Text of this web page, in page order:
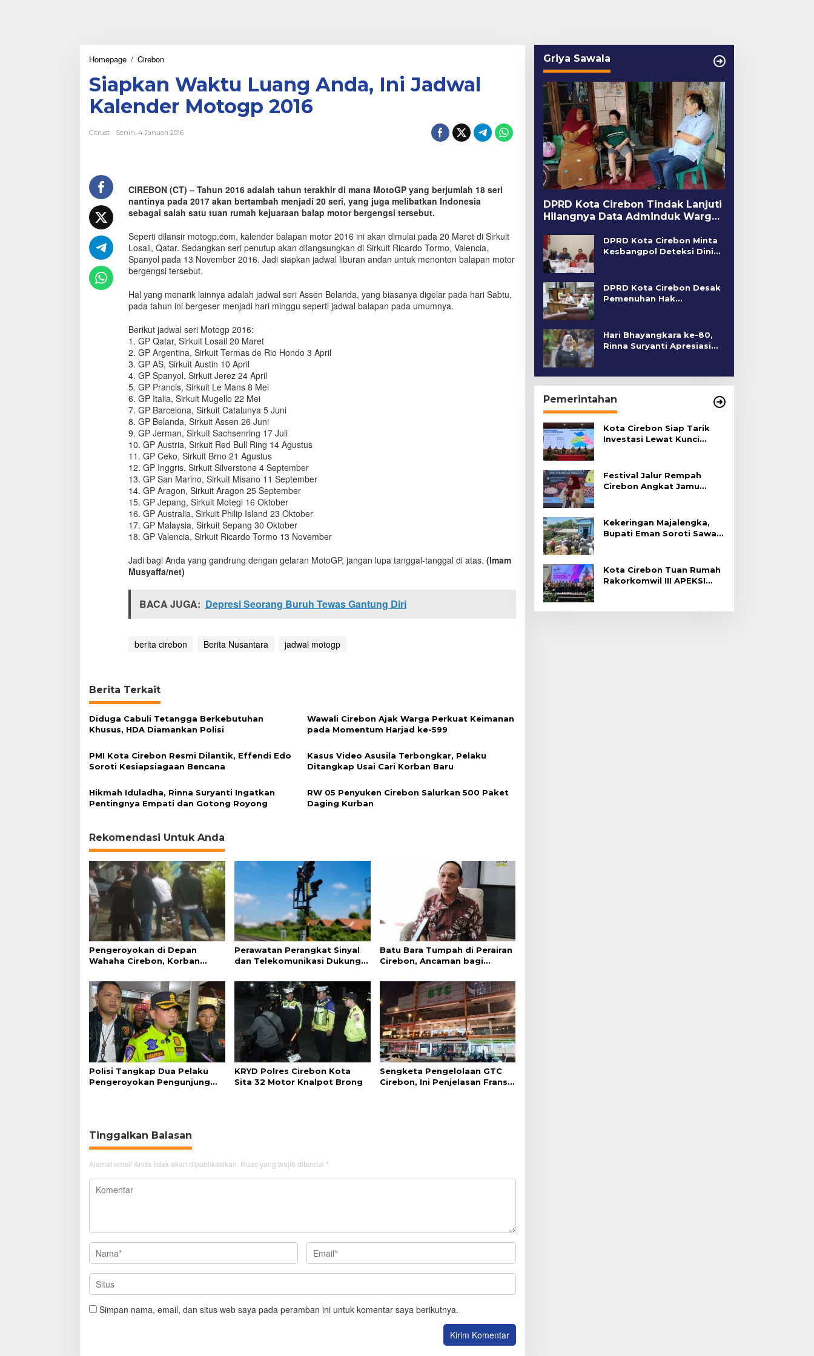
Homepage / Cirebon
a
p
k
a
W
L
u
a
g
A
n
d
a
I
n
J
a
d
w
a
l
K
a
l
e
n
d
e
r
M
o
t
o
g
p
0
1
Siapkan Waktu Luang Anda, Ini Jadwal
Kalender Motogp 2016
Citrust Senin, 4 Januari 2016
CIREBON (CT) – Tahun 2016 adalah tahun terakhir di mana MotoGP yang berjumlah 18 seri
nantinya pada 2017 akan bertambah menjadi 20 seri, yang juga melibatkan Indonesia
sebagai salah satu tuan rumah kejuaraan balap motor bergengsi tersebut.
Seperti dilansir motogp.com, kalender balapan motor 2016 ini akan dimulai pada 20 Maret di Sirkuit
Losail, Qatar. Sedangkan seri penutup akan dilangsungkan di Sirkuit Ricardo Tormo, Valencia,
Spanyol pada 13 November 2016. Jadi siapkan jadwal liburan andan untuk menonton balapan motor
bergengsi tersebut.
Hal yang menarik lainnya adalah jadwal seri Assen Belanda, yang biasanya digelar pada hari Sabtu,
pada tahun ini bergeser menjadi hari minggu seperti jadwal balapan pada umumnya.
Berikut jadwal seri Motogp 2016:
1. GP Qatar, Sirkuit Losail 20 Maret
2. GP Argentina, Sirkuit Termas de Rio Hondo 3 April
3. GP AS, Sirkuit Austin 10 April
4. GP Spanyol, Sirkuit Jerez 24 April
5. GP Prancis, Sirkuit Le Mans 8 Mei
6. GP Italia, Sirkuit Mugello 22 Mei
7. GP Barcelona, Sirkuit Catalunya 5 Juni
8. GP Belanda, Sirkuit Assen 26 Juni
9. GP Jerman, Sirkuit Sachsenring 17 Juli
10. GP Austria, Sirkuit Red Bull Ring 14 Agustus
11. GP Ceko, Sirkuit Brno 21 Agustus
12. GP Inggris, Sirkuit Silverstone 4 September
13. GP San Marino, Sirkuit Misano 11 September
14. GP Aragon, Sirkuit Aragon 25 September
15. GP Jepang, Sirkuit Motegi 16 Oktober
16. GP Australia, Sirkuit Philip Island 23 Oktober
17. GP Malaysia, Sirkuit Sepang 30 Oktober
18. GP Valencia, Sirkuit Ricardo Tormo 13 November
Jadi bagi Anda yang gandrung dengan gelaran MotoGP, jangan lupa tanggal-tanggal di atas. (Imam
Musyaffa/net)
BACA JUGA: Depresi Seorang Buruh Tewas Gantung Diri
berita cirebon Berita Nusantara jadwal motogp
Berita Terkait
Diduga Cabuli Tetangga Berkebutuhan
Khusus, HDA Diamankan Polisi
Wawali Cirebon Ajak Warga Perkuat Keimanan
pada Momentum Harjad ke-599
PMI Kota Cirebon Resmi Dilantik, Effendi Edo
Soroti Kesiapsiagaan Bencana
Kasus Video Asusila Terbongkar, Pelaku
Ditangkap Usai Cari Korban Baru
Hikmah Iduladha, Rinna Suryanti Ingatkan
Pentingnya Empati dan Gotong Royong
RW 05 Penyuken Cirebon Salurkan 500 Paket
Daging Kurban
Rekomendasi Untuk Anda
Pengeroyokan di Depan
Wahaha Cirebon, Korban
Perawatan Perangkat Sinyal
dan Telekomunikasi Dukung
Batu Bara Tumpah di Perairan
Cirebon, Ancaman bagi
Polisi Tangkap Dua Pelaku
Pengeroyokan Pengunjung
KRYD Polres Cirebon Kota
Sita 32 Motor Knalpot Brong
Sengketa Pengelolaan GTC
Cirebon, Ini Penjelasan Frans
Tinggalkan Balasan
Alamat email Anda tidak akan dipublikasikan. Ruas yang wajib ditandai *
Simpan nama, email, dan situs web saya pada peramban ini untuk komentar saya berikutnya.
Griya Sawala
DPRD Kota Cirebon Tindak Lanjuti
Hilangnya Data Adminduk Warga
DPRD Kota Cirebon Minta
Kesbangpol Deteksi Dini
DPRD Kota Cirebon Desak
Pemenuhan Hak
Hari Bhayangkara ke-80,
Rinna Suryanti Apresiasi
Pemerintahan
Kota Cirebon Siap Tarik
Investasi Lewat Kunci
Festival Jalur Rempah
Cirebon Angkat Jamu
Kekeringan Majalengka,
Bupati Eman Soroti Sawah
Kota Cirebon Tuan Rumah
Rakorkomwil III APEKSI